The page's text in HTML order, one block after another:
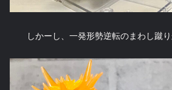
しかーし、一発形勢逆転のまわし蹴